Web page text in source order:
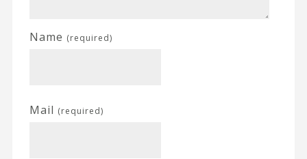
Name (required)
Mail (required)